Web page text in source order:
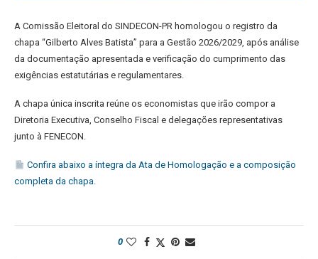
A Comissão Eleitoral do SINDECON-PR homologou o registro da
chapa “Gilberto Alves Batista” para a Gestão 2026/2029, após análise
da documentação apresentada e verificação do cumprimento das
exigências estatutárias e regulamentares.
A chapa única inscrita reúne os economistas que irão compor a
Diretoria Executiva, Conselho Fiscal e delegações representativas
junto à FENECON.
Confira abaixo a íntegra da Ata de Homologação e a composição
completa da chapa.
0